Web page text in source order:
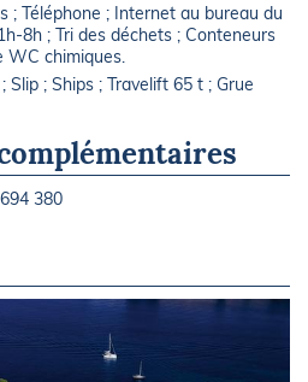
; Téléphone ; Internet au bureau du
8h ; Tri des déchets ; Conteneurs
WC chimiques.
Slip ; Ships ; Travelift 65 t ; Grue
380